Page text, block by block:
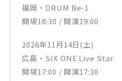
福岡・DRUM Be-1
開場18:30 / 開演19:00
2026年11月14日(土)
広島・SIX ONE Live Star
開場17:00 / 開演17:30